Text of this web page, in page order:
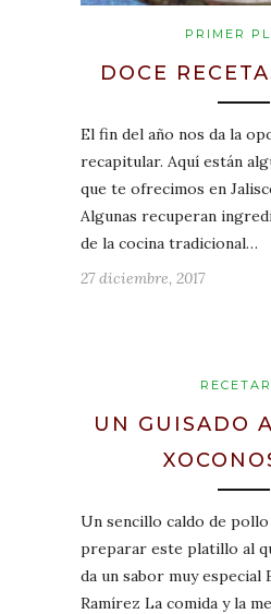
PRIMER
DOCE
El fin del año nos da la
recapitular. Aquí están
que te ofrecimos en
Algunas recuperan
de la cocina tradicional…
27 diciembre, 2017
UN GUISADO
Un sencillo caldo de pollo
preparar este platillo al
da un sabor muy especial
Ramírez La comida y la